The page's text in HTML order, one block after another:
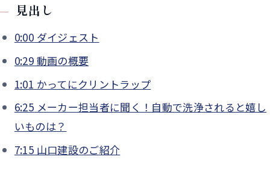
見出し
0:00 ダイジェスト
0:29 動画の概要
1:01 かってにクリントラップ
6:25 メーカー担当者に聞く！自動で洗浄されると嬉し
いものは？
7:15 山口建設のご紹介